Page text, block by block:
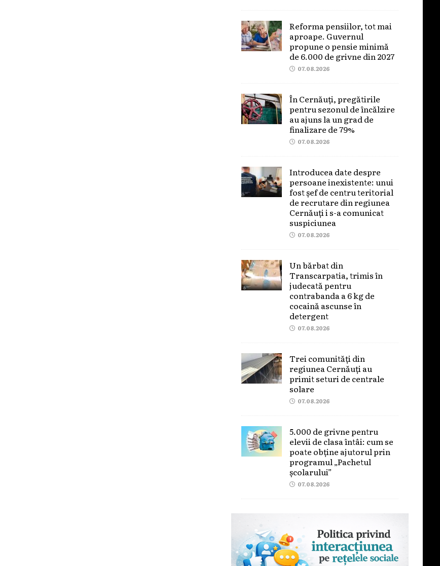
Reforma pensiilor, tot mai
aproape. Guvernul
propune o pensie minimă
de 6.000 de grivne din 2027
07.08.2026
În Cernăuți, pregătirile
pentru sezonul de încălzire
au ajuns la un grad de
finalizare de 79%
07.08.2026
Introducea date despre
persoane inexistente: unui
fost șef de centru teritorial
de recrutare din regiunea
Cernăuți i s-a comunicat
suspiciunea
07.08.2026
Un bărbat din
Transcarpatia, trimis în
judecată pentru
contrabanda a 6 kg de
cocaină ascunse în
detergent
07.08.2026
Trei comunități din
regiunea Cernăuți au
primit seturi de centrale
solare
07.08.2026
5.000 de grivne pentru
elevii de clasa întâi: cum se
poate obține ajutorul prin
programul „Pachetul
școlarului”
07.08.2026